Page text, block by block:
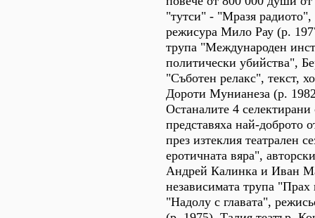
"тутси" - "Мразя радиото",
режисура Мило Рау (р.
трупа "Международен
политически убийства",
"Съботен релакс", текст,
Дороти Мунианеза (р.
Останалите 4 селектирани
представяха най-доброто
през изтеклия театрален
еротичната вяра",
Андрей Калинка и Иван
независимата трупа
"Надолу с главата",